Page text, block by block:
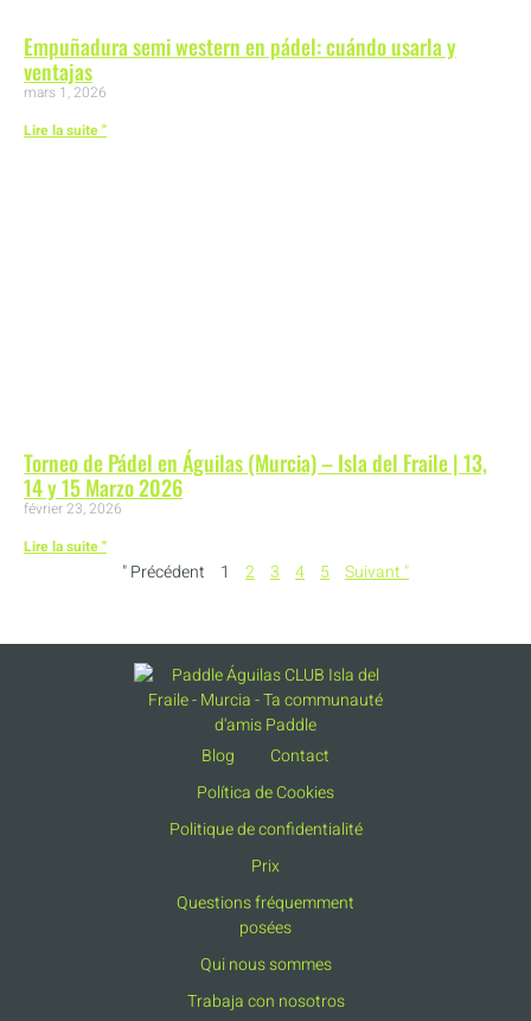
Empuñadura semi western en pádel: cuándo usarla y
ventajas
mars 1, 2026
Lire la suite "
Torneo de Pádel en Águilas (Murcia) – Isla del Fraile | 13,
14 y 15 Marzo 2026
février 23, 2026
Lire la suite "
" Précédent 1 2 3 4 5 Suivant "
Blog
Contact
Política de Cookies
Politique de confidentialité
Prix
Questions fréquemment
posées
Qui nous sommes
Trabaja con nosotros